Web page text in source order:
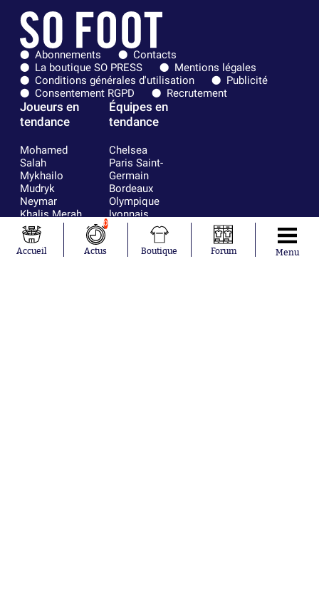
Abonnements
Contacts
La boutique SO PRESS
Mentions légales
Conditions générales d'utilisation
Publicité
Consentement RGPD
Recrutement
Joueurs en
tendance
Mohamed
Salah
Mykhailo
Mudryk
Neymar
Khalis Merah
Loïs Openda
Moussa
Niakhaté
Équipes en
tendance
Chelsea
Paris Saint-
Germain
Bordeaux
Olympique
lyonnais
FIFA
Real Madrid
RC Strasbourg
Accueil
0
Actus Boutique Forum Menu